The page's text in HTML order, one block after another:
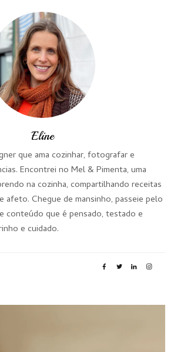
Eline
que ama cozinhar, fotografar e
Encontrei no Mel & Pimenta, uma
na cozinha, compartilhando receitas
afeto. Chegue de mansinho, passeie pelo
conteúdo que é pensado, testado e
e cuidado.